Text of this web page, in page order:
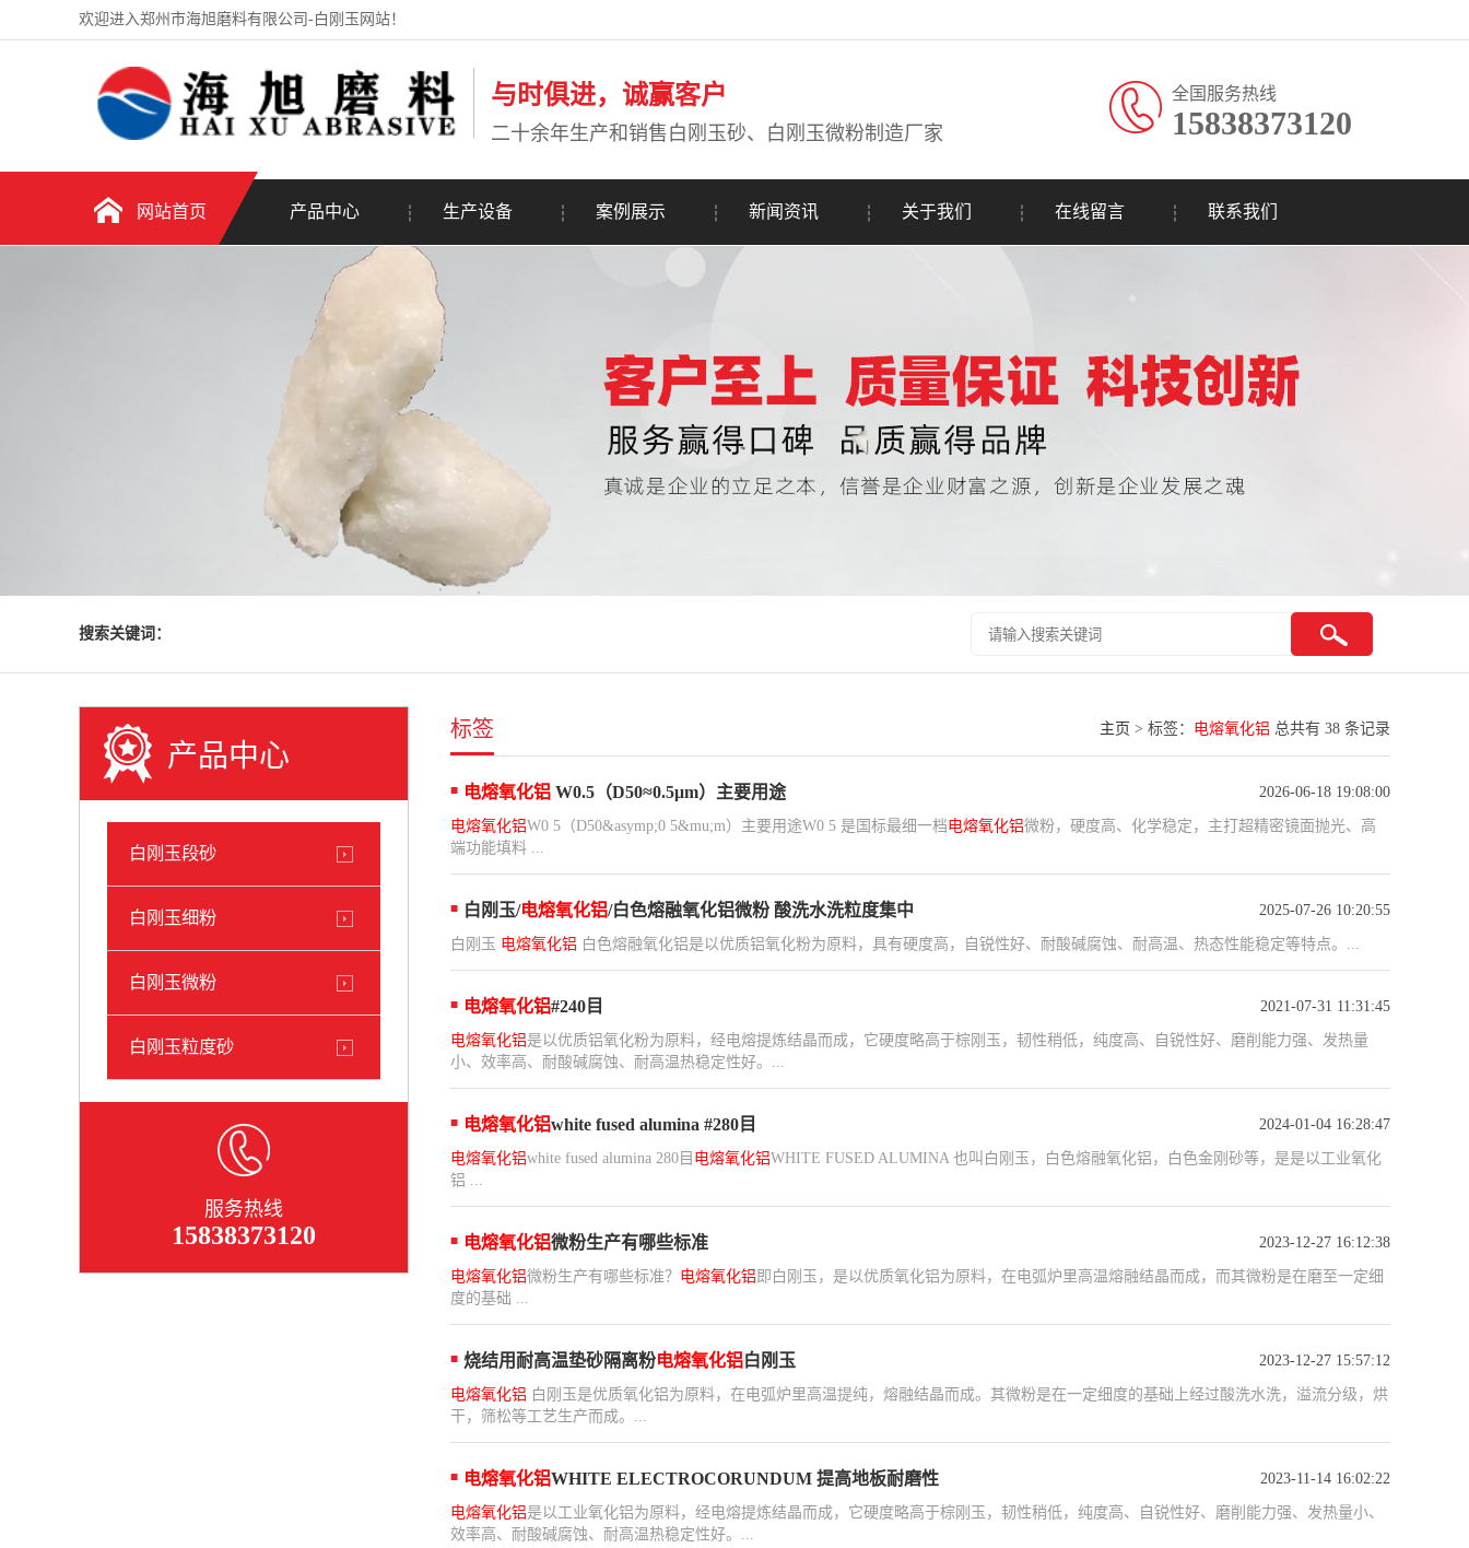
欢迎进入郑州市海旭磨料有限公司-白刚玉网站！
与时俱进，诚赢客户
二十余年生产和销售白刚玉砂、白刚玉微粉制造厂家
全国服务热线
15838373120
网站首页 产品中心 生产设备 案例展示 新闻资讯 关于我们 在线留言 联系我们
搜索关键词：
产品中心
白刚玉段砂
白刚玉细粉
白刚玉微粉
白刚玉粒度砂
服务热线
15838373120
标签 主页 > 标签： 电熔氧化铝 总共有 38 条记录
电熔氧化铝 W0.5（D50≈0.5μm）主要用途 2026-06-18 19:08:00
电熔氧化铝W0 5（D50&asymp;0 5&mu;m）主要用途W0 5 是国标最细一档电熔氧化铝微粉，硬度高、化学稳定，主打超精密镜面抛光、高
端功能填料 ...
白刚玉/电熔氧化铝/白色熔融氧化铝微粉 酸洗水洗粒度集中 2025-07-26 10:20:55
白刚玉 电熔氧化铝 白色熔融氧化铝是以优质铝氧化粉为原料，具有硬度高，自锐性好、耐酸碱腐蚀、耐高温、热态性能稳定等特点。...
电熔氧化铝#240目 2021-07-31 11:31:45
电熔氧化铝是以优质铝氧化粉为原料，经电熔提炼结晶而成，它硬度略高于棕刚玉，韧性稍低，纯度高、自锐性好、磨削能力强、发热量
小、效率高、耐酸碱腐蚀、耐高温热稳定性好。...
电熔氧化铝white fused alumina #280目 2024-01-04 16:28:47
电熔氧化铝white fused alumina 280目 电熔氧化铝WHITE FUSED ALUMINA 也叫白刚玉，白色熔融氧化铝，白色金刚砂等，是是以工业氧化
铝 ...
电熔氧化铝微粉生产有哪些标准 2023-12-27 16:12:38
电熔氧化铝微粉生产有哪些标准？ 电熔氧化铝 即白刚玉，是以优质氧化铝为原料，在电弧炉里高温熔融结晶而成，而其微粉是在磨至一定细
度的基础 ...
烧结用耐高温垫砂隔离粉电熔氧化铝白刚玉 2023-12-27 15:57:12
电熔氧化铝 白刚玉是优质氧化铝为原料，在电弧炉里高温提纯，熔融结晶而成。其微粉是在一定细度的基础上经过酸洗水洗，溢流分级，烘
干，筛松等工艺生产而成。...
电熔氧化铝WHITE ELECTROCORUNDUM 提高地板耐磨性 2023-11-14 16:02:22
电熔氧化铝是以工业氧化铝为原料，经电熔提炼结晶而成，它硬度略高于棕刚玉，韧性稍低，纯度高、自锐性好、磨削能力强、发热量小、
效率高、耐酸碱腐蚀、耐高温热稳定性好。...